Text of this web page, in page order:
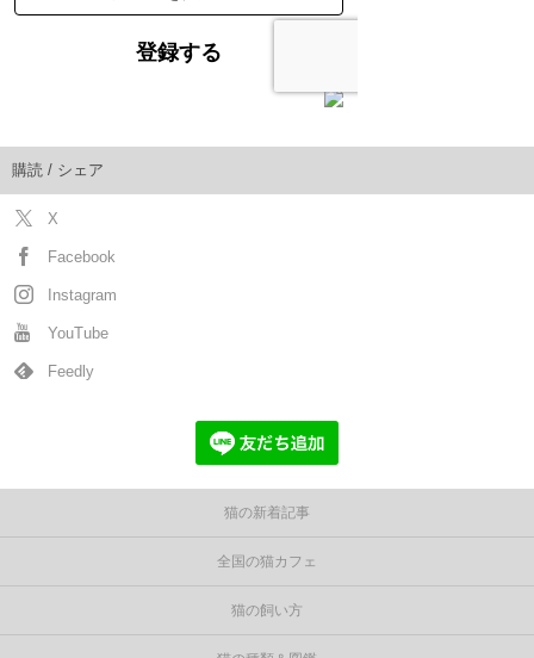
購読 / シェア
X
Facebook
Instagram
YouTube
Feedly
猫の新着記事
全国の猫カフェ
猫の飼い方